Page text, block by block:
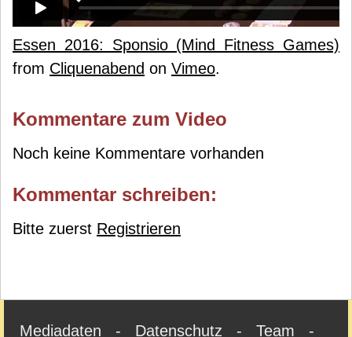
Essen 2016: Sponsio (Mind Fitness Games)
from Cliquenabend on Vimeo.
Kommentare zum Video
Noch keine Kommentare vorhanden
Kommentar schreiben:
Bitte zuerst Registrieren
Mediadaten - Datenschutz - Team -